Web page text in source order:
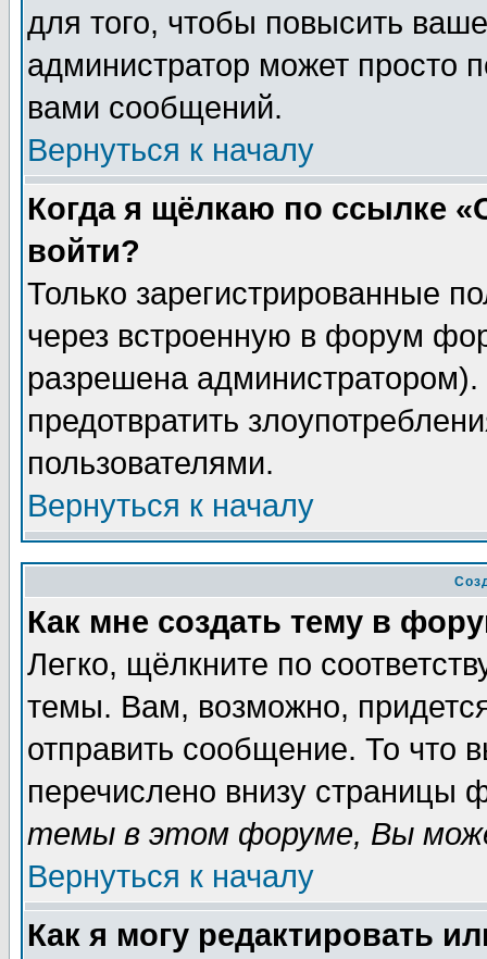
для того, чтобы повысить
администратор может просто
вами сообщений.
Вернуться к началу
Когда я щёлкаю по ссылке
войти?
Только зарегистрированные
через встроенную в форум
разрешена
предотвратить
пользователями.
Вернуться к началу
Как мне создать тему в
Легко, щёлкните по
темы. Вам, возможно,
отправить сообщение. То что
перечислено внизу страницы
темы в этом форуме, Вы
Вернуться к началу
Как я могу редактировать